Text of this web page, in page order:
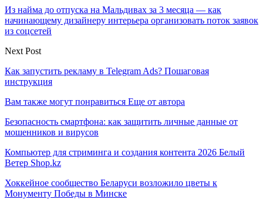
Из найма до отпуска на Мальдивах за 3 месяца — как
начинающему дизайнеру интерьера организовать поток заявок
из соцсетей
Next Post
Как запустить рекламу в Telegram Ads? Пошаговая
инструкция
Вам также могут понравиться Еще от автора
Безопасность смартфона: как защитить личные данные от
мошенников и вирусов
Компьютер для стриминга и создания контента 2026 Белый
Ветер Shop.kz
Хоккейное сообщество Беларуси возложило цветы к
Монументу Победы в Минске